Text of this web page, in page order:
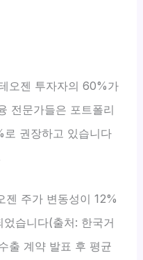
오젠 투자자의 60%가
전문가들은 포트폴리
로 권장하고 있습니다
주가 변동성이 12%
습니다(출처: 한국거
출 계약 발표 후 평균